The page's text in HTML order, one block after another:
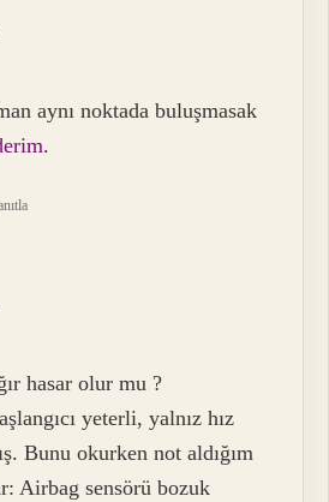
aynı noktada buluşmasak
.
hasar olur mu ?
yeterli, yalnız hız
Bunu okurken not aldığım
Airbag sensörü bozuk